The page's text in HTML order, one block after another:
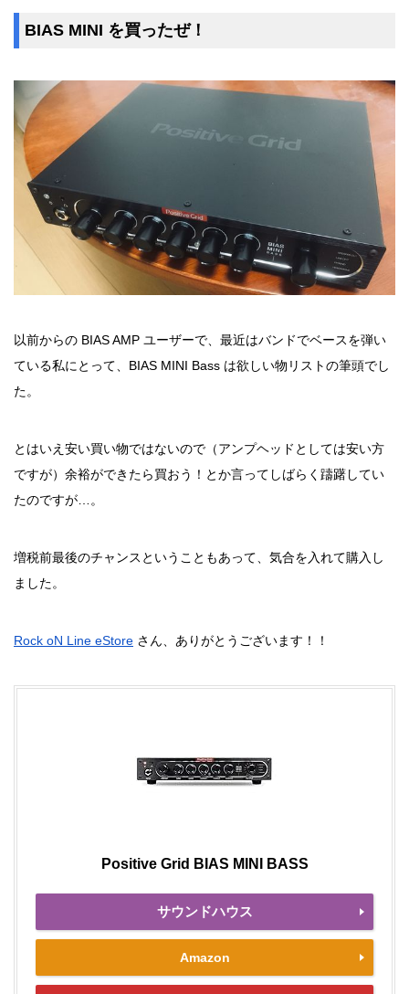
BIAS MINI を買ったぜ！
以前からの BIAS AMP ユーザーで、最近はバンドでベースを弾い
ている私にとって、BIAS MINI Bass は欲しい物リストの筆頭でし
た。
とはいえ安い買い物ではないので（アンプヘッドとしては安い方
ですが）余裕ができたら買おう！とか言ってしばらく躊躇してい
たのですが…。
増税前最後のチャンスということもあって、気合を入れて購入し
ました。
Rock oN Line eStore さん、ありがとうございます！！
Positive Grid BIAS MINI BASS
サウンドハウス
Amazon